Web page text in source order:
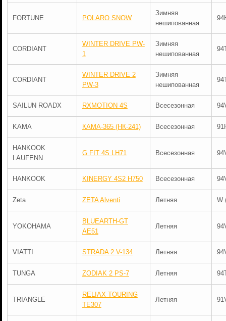
FORTUNE POLARO SNOW
Зимняя
нешипованная
CORDIANT
WINTER DRIVE PW-
1
Зимняя
нешипованная
CORDIANT
WINTER DRIVE 2
PW-3
Зимняя
нешипованная
SAILUN ROADX RXMOTION 4S Всесезонная
KAMA КАМА-365 (НК-241) Всесезонная
HANKOOK
LAUFENN
G FIT 4S LH71 Всесезонная
HANKOOK KINERGY 4S2 H750 Всесезонная
Zeta ZETA Alventi Летняя W
YOKOHAMA
BLUEARTH-GT
AE51
Летняя
VIATTI STRADA 2 V-134 Летняя
TUNGA ZODIAK 2 PS-7 Летняя
TRIANGLE
RELIAX TOURING
TE307
Летняя